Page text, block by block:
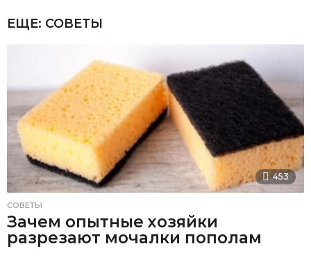
ЕЩЕ: СОВЕТЫ
453
СОВЕТЫ
Зачем опытные хозяйки
разрезают мочалки пополам